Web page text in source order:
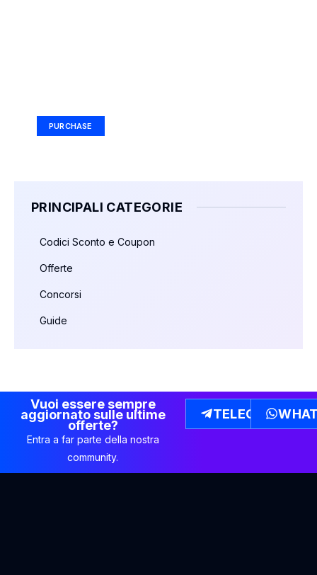
PURCHASE
PRINCIPALI CATEGORIE
Codici Sconto e Coupon
Offerte
Concorsi
Guide
Vuoi essere sempre
aggiornato sulle ultime
offerte?
Entra a far parte della nostra
community.
TELEGRAM